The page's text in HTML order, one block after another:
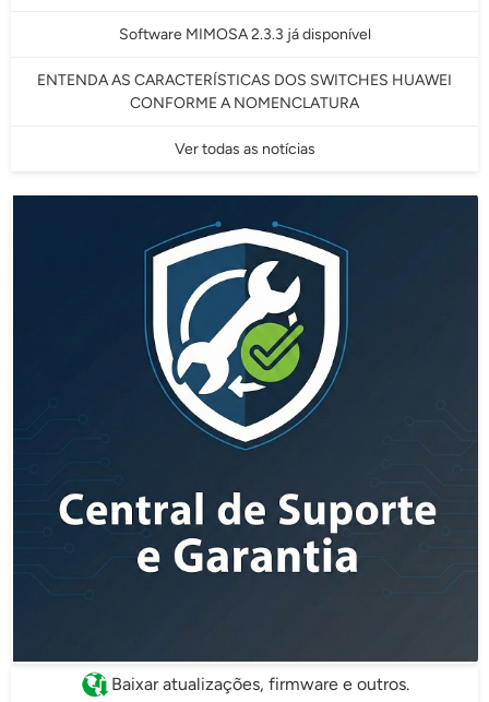
Software MIMOSA 2.3.3 já disponível
ENTENDA AS CARACTERÍSTICAS DOS SWITCHES HUAWEI
CONFORME A NOMENCLATURA
Ver todas as notícias
Baixar atualizações, firmware e outros.